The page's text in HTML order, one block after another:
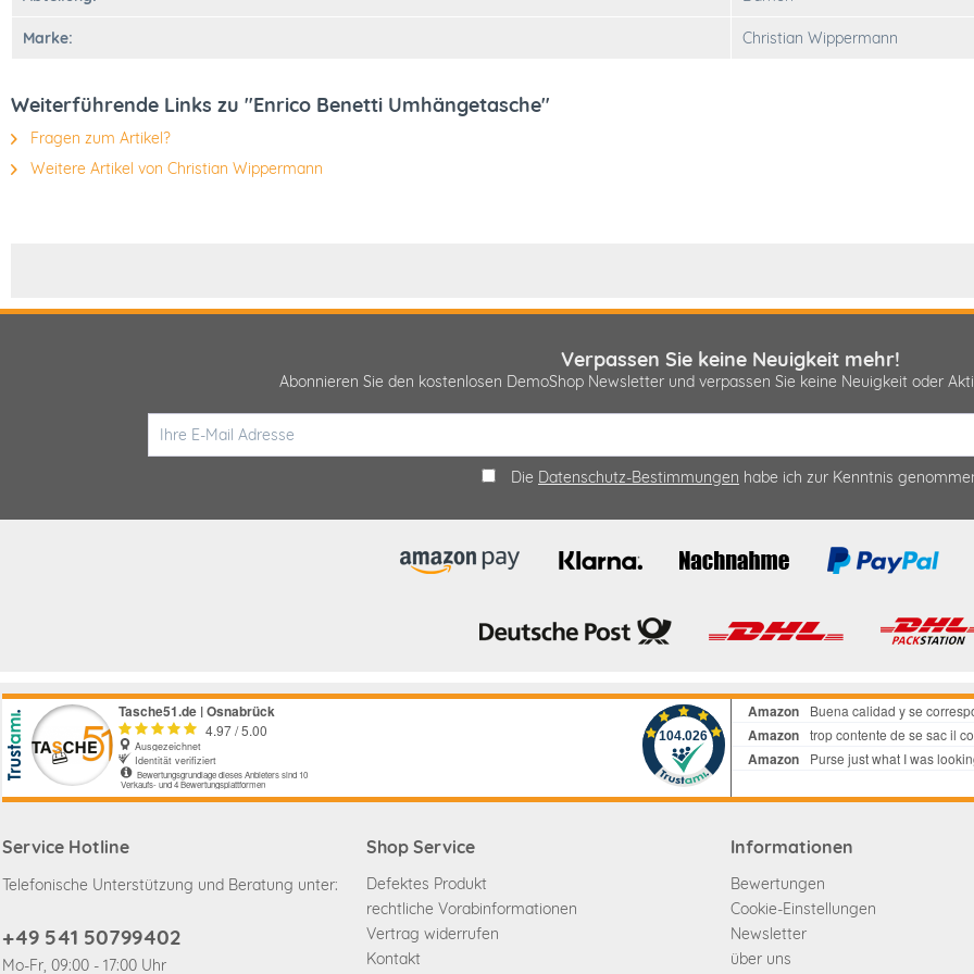
Marke: Christian Wippermann
Weiterführende Links zu "Enrico Benetti Umhängetasche"
Fragen zum Artikel?
Weitere Artikel von Christian Wippermann
Verpassen Sie keine Neuigkeit mehr!
Abonnieren Sie den kostenlosen DemoShop Newsletter und verpassen Sie keine Neuigkeit oder
Die Datenschutz-Bestimmungen habe ich zur Kenntnis
Service Hotline
Telefonische Unterstützung und Beratung unter:
+49 541 50799402
Mo-Fr, 09:00 - 17:00 Uhr
Shop Service
Defektes Produkt
rechtliche Vorabinformationen
Vertrag widerrufen
Kontakt
Informationen
Bewertungen
Cookie-Einstellungen
Newsletter
über uns